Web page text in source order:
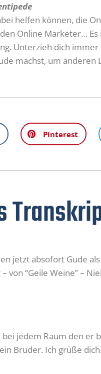
helfen können, die
Online Marketer…
Unterzieh dich
machst, um anderen
Pinterest
jetzt absofort Gude
von “Geile Weine” –
bei jedem Raum den
Bruder. Ich grüße dich.